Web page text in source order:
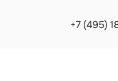
+7 (495)